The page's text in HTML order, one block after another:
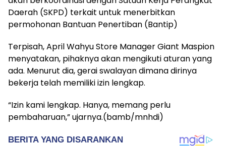
Daerah (SKPD) terkait untuk menerbitkan
permohonan Bantuan Penertiban (Bantip)
Terpisah, April Wahyu Store Manager Giant Maspion
menyatakan, pihaknya akan mengikuti aturan yang
ada. Menurut dia, gerai swalayan dimana dirinya
bekerja telah memiliki izin lengkap.
“Izin kami lengkap. Hanya, memang perlu
pembaharuan,” ujarnya.(bamb/mnhdi)